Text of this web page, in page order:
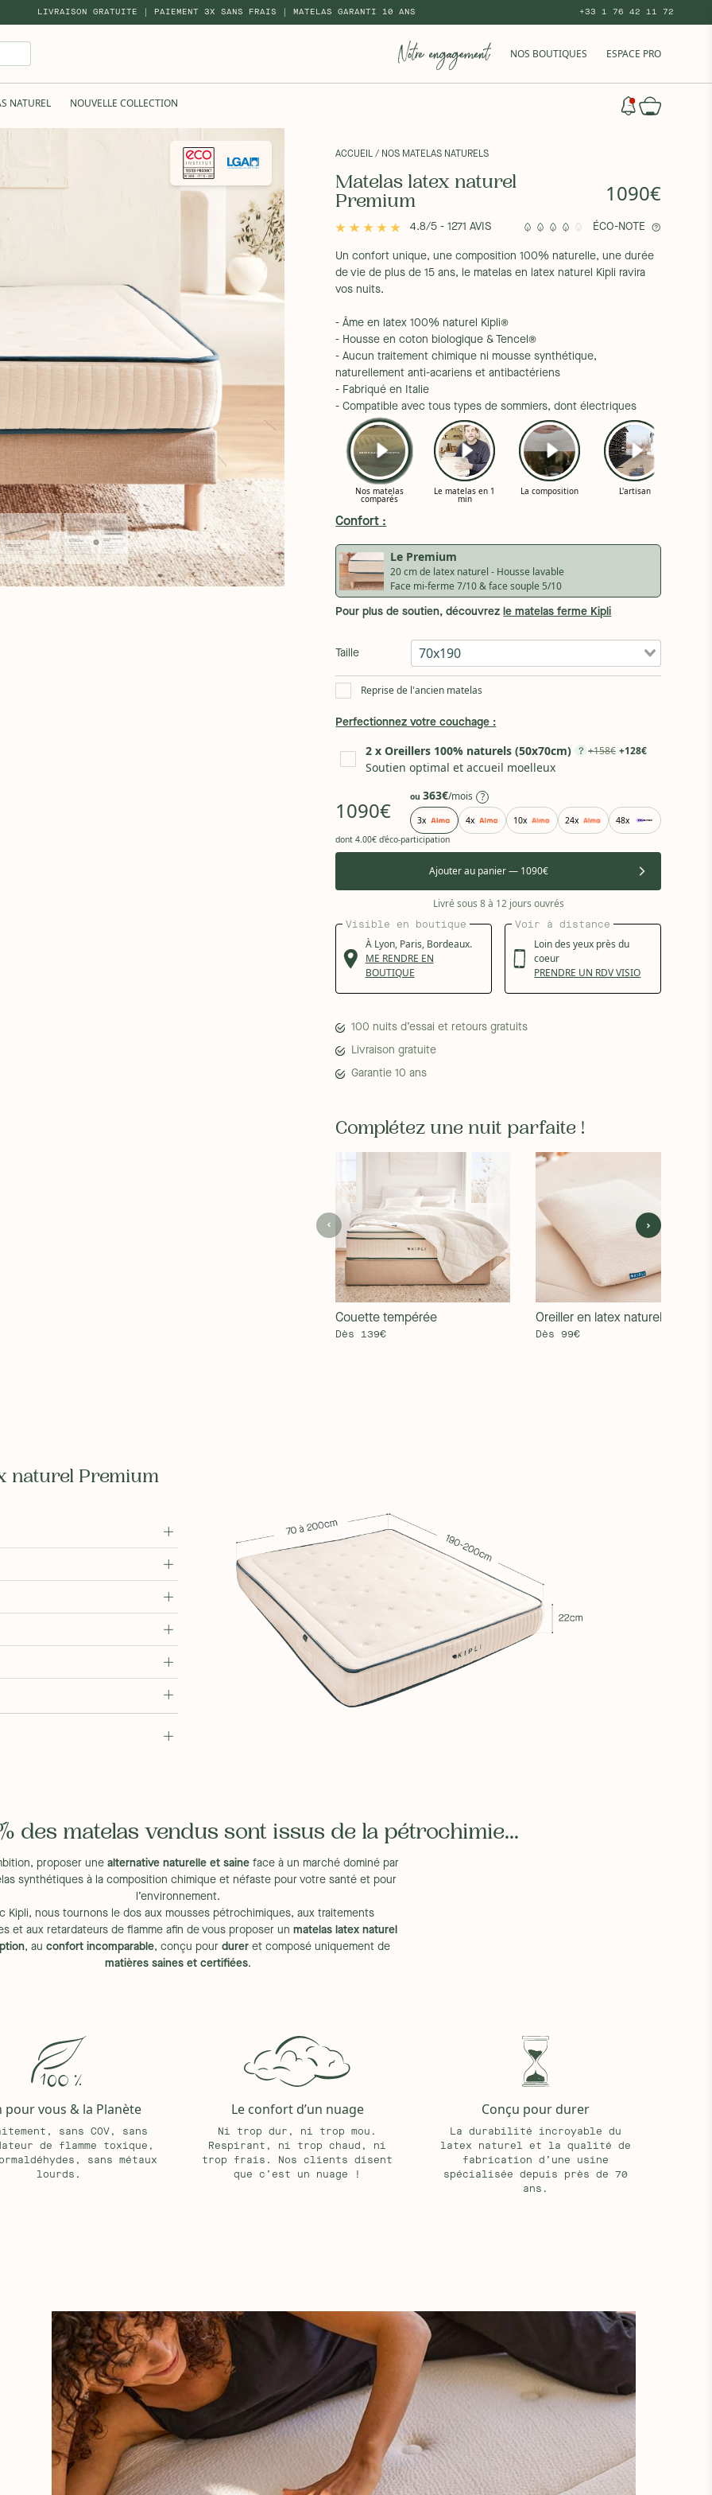
LIVRAISON GRATUITE | PAIEMENT 3X SANS FRAIS | MATELAS GARANTI 10 ANS +33 1 76 42 11 72
NOS BOUTIQUES ESPACE PRO
NATUREL NOUVELLE COLLECTION
ACCUEIL / NOS MATELAS NATURELS
Matelas latex naturel
Premium
1090€
4.8/5 - 1271 AVIS ÉCO-NOTE
Un confort unique, une composition 100% naturelle, une durée
de vie de plus de 15 ans, le matelas en latex naturel Kipli ravira
vos nuits.
- Âme en latex 100% naturel Kipli®
- Housse en coton biologique & Tencel®
- Aucun traitement chimique ni mousse synthétique,
naturellement anti-acariens et antibactériens
- Fabriqué en Italie
- Compatible avec tous types de sommiers, dont électriques
Confort :
Le Premium
20 cm de latex naturel - Housse lavable
Face mi-ferme 7/10 & face souple 5/10
Pour plus de soutien, découvrez le matelas ferme Kipli
Taille 70x190
Reprise de l'ancien matelas
Perfectionnez votre couchage :
2 x Oreillers 100% naturels (50x70cm) +158€ +128€
Soutien optimal et accueil moelleux
1090€
ou363€/mois ?
3x 4x 10x 24x
48x
dont 4.00€ d'éco-participation
Ajouter au panier — 1090€
Livré sous 8 à 12 jours ouvrés
Visible en boutique
À Lyon, Paris, Bordeaux.
ME RENDRE EN
BOUTIQUE
Voir à distance
Loin des yeux près du
coeur
PRENDRE UN RDV VISIO
100 nuits d’essai et retours gratuits
Livraison gratuite
Garantie 10 ans
Complétez une nuit parfaite !
Couette tempérée
Dès 139€
Oreiller en latex naturel
Dès 99€
naturel Premium
différente pour un confort
Tencel® et 61% de coton bio
son déplacement
chimiques, potentiellement
éclair pour effectuer un lavage à
pieds à chaque saison pour
:
lire l'article
aux matières synthétiques et
pour prévenir des suées
répondant aux exigences les
d'émissions
de notre matelas. Après 30 000
de 10 ans, sa hauteur diminue
des matelas vendus sont issus de la pétrochimie...
proposer une alternative naturelle et saine face à un marché dominé par
synthétiques à la composition chimique et néfaste pour votre santé et pour
l’environnement.
Kipli, nous tournons le dos aux mousses pétrochimiques, aux traitements
et aux retardateurs de flamme afin de vous proposer un matelas latex naturel
, au confort incomparable, conçu pour dureret composé uniquement de
matières saines et certifiées.
pour vous & la Planète
sans COV, sans
de flamme toxique,
sans métaux
lourds.
Le confort d’un nuage
Ni trop dur, ni trop mou.
Respirant, ni trop chaud, ni
trop frais. Nos clients disent
que c’est un nuage !
Conçu pour durer
La durabilité incroyable du
latex naturel et la qualité de
fabrication d’une usine
spécialisée depuis près de 70
ans.